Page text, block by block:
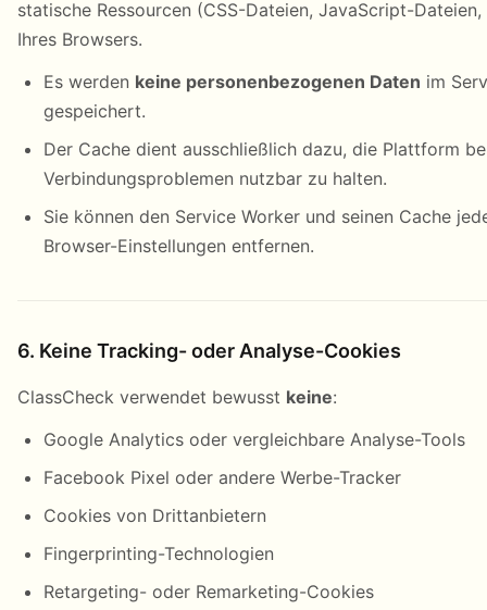
statische Ressourcen (CSS-Dateien, JavaScript-
Ihres Browsers.
Es werden keine personenbezogenen Daten im
gespeichert.
Der Cache dient ausschließlich dazu, die Plattform
Verbindungsproblemen nutzbar zu halten.
Sie können den Service Worker und seinen Cache
Browser-Einstellungen entfernen.
6. Keine Tracking- oder Analyse-Cookies
ClassCheck verwendet bewusst keine:
Google Analytics oder vergleichbare Analyse-Tools
Facebook Pixel oder andere Werbe-Tracker
Cookies von Drittanbietern
Fingerprinting-Technologien
Retargeting- oder Remarketing-Cookies